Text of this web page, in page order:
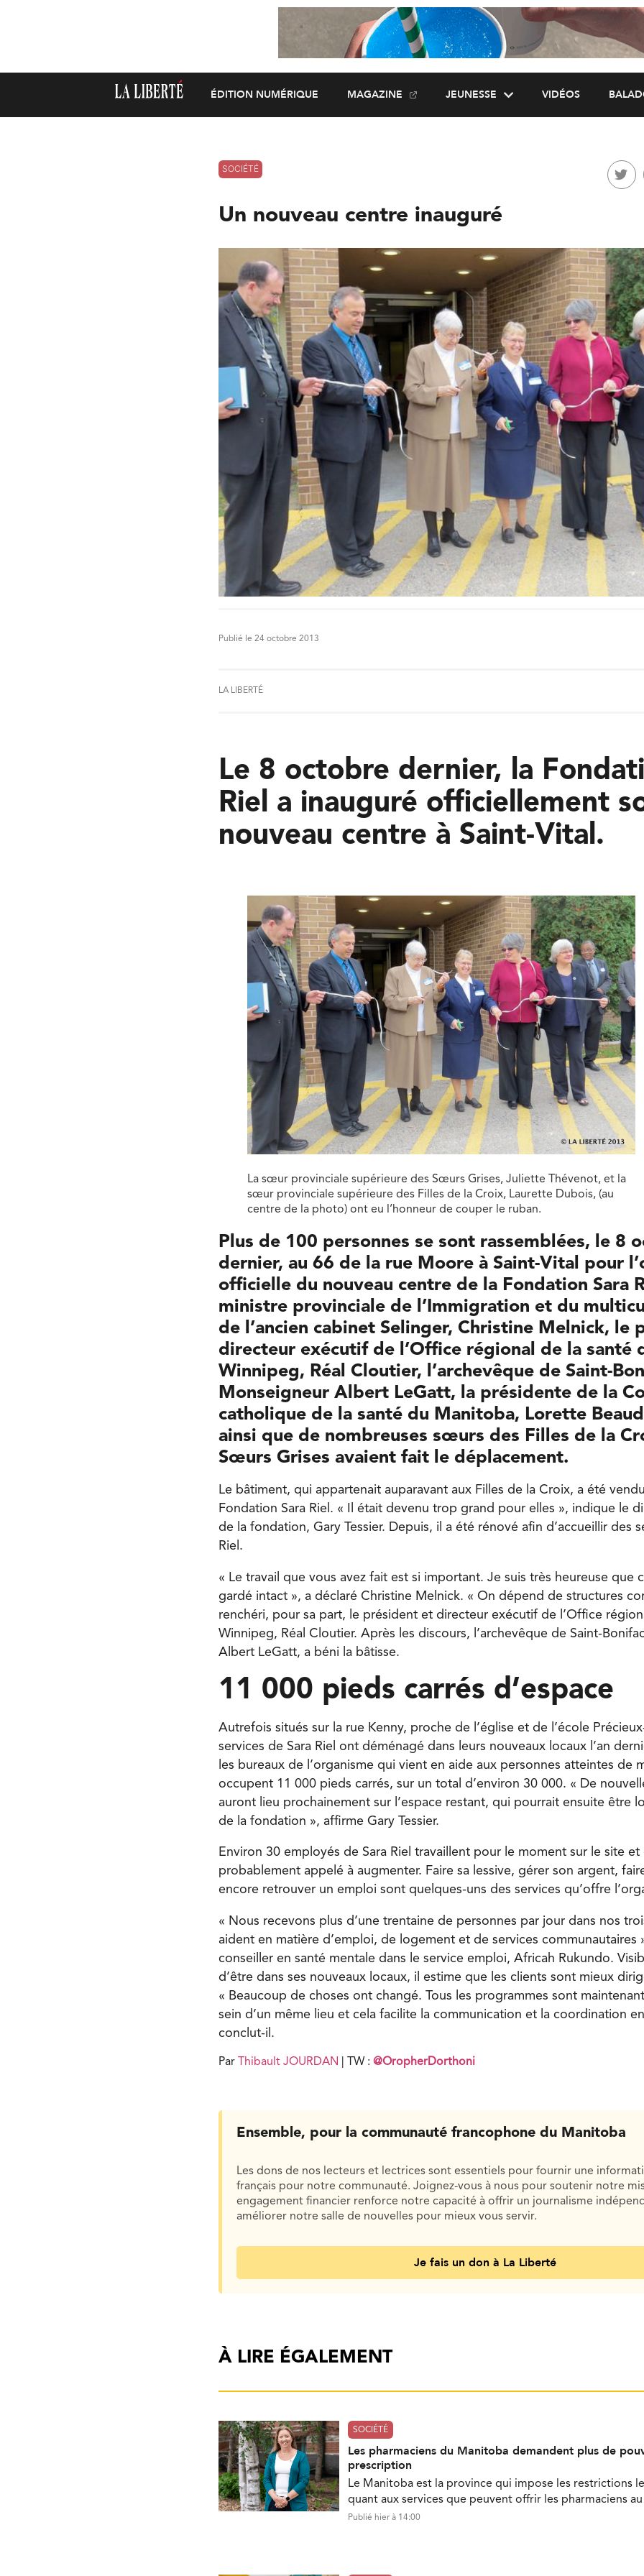
ÉDITION NUMÉRIQUE MAGAZINE JEUNESSE VIDÉOS
SOCIÉTÉ
Un nouveau centre inauguré
Publié le 24 octobre 2013
LA LIBERTÉ
Le 8 octobre dernier, la
Riel a inauguré officiellement
nouveau centre à Saint-Vital.
La sœur provinciale supérieure des Sœurs Grises, Juliette Thévenot, et la
sœur provinciale supérieure des Filles de la Croix, Laurette Dubois, (au
centre de la photo) ont eu l’honneur de couper le ruban.
Plus de 100 personnes se sont rassemblées, le 8
dernier, au 66 de la rue Moore à Saint-Vital pour
officielle du nouveau centre de la Fondation Sara
ministre provinciale de l’Immigration et du
de l’ancien cabinet Selinger, Christine Melnick, le
directeur exécutif de l’Office régional de la santé
Winnipeg, Réal Cloutier, l’archevêque de Saint-
Monseigneur Albert LeGatt, la présidente de la
catholique de la santé du Manitoba, Lorette
ainsi que de nombreuses sœurs des Filles de la
Sœurs Grises avaient fait le déplacement.
Le bâtiment, qui appartenait auparavant aux Filles de la Croix, a été
Fondation Sara Riel. « Il était devenu trop grand pour elles », indique le
de la fondation, Gary Tessier. Depuis, il a été rénové afin d’accueillir des
Riel.
« Le travail que vous avez fait est si important. Je suis très heureuse que
gardé intact », a déclaré Christine Melnick. « On dépend de structures
renchéri, pour sa part, le président et directeur exécutif de l’Office
Winnipeg, Réal Cloutier. Après les discours, l’archevêque de Saint-
Albert LeGatt, a béni la bâtisse.
11 000 pieds carrés d’espace
Autrefois situés sur la rue Kenny, proche de l’église et de l’école
services de Sara Riel ont déménagé dans leurs nouveaux locaux l’an
les bureaux de l’organisme qui vient en aide aux personnes atteintes de
occupent 11 000 pieds carrés, sur un total d’environ 30 000. « De
auront lieu prochainement sur l’espace restant, qui pourrait ensuite être
de la fondation », affirme Gary Tessier.
Environ 30 employés de Sara Riel travaillent pour le moment sur le site
probablement appelé à augmenter. Faire sa lessive, gérer son argent,
encore retrouver un emploi sont quelques-uns des services qu’offre
« Nous recevons plus d’une trentaine de personnes par jour dans nos
aident en matière d’emploi, de logement et de services communautaires
conseiller en santé mentale dans le service emploi, Africah Rukundo.
d’être dans ses nouveaux locaux, il estime que les clients sont mieux
« Beaucoup de choses ont changé. Tous les programmes sont
sein d’un même lieu et cela facilite la communication et la coordination
conclut-il.
Par Thibault JOURDAN | TW : @OropherDorthoni
Ensemble, pour la communauté francophone du Manitoba
Les dons de nos lecteurs et lectrices sont essentiels pour fournir une
français pour notre communauté. Joignez-vous à nous pour soutenir notre
engagement financier renforce notre capacité à offrir un journalisme
améliorer notre salle de nouvelles pour mieux vous servir.
Je fais un don à La Liberté
À LIRE ÉGALEMENT
SOCIÉTÉ
Les pharmaciens du Manitoba demandent plus de
prescription
Le Manitoba est la province qui impose les restrictions
quant aux services que peuvent offrir les pharmaciens au
Publié hier à 14:00